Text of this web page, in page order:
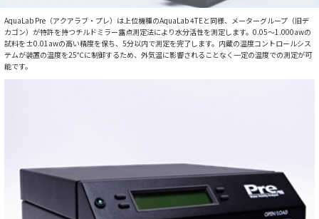
AquaLab Pre（アクアラブ・プレ）は上位機種のAquaLab 4TEと同様、メーターグループ（旧デ
カゴン）が特許を持つチルドミラー露点測定法により水分活性を測定します。0.05～1.000awの
試料を±0.01awの高い精度を保ち、5分以内で測定を完了します。内蔵の温度コントロールシス
テムが装置の温度を25℃に制御するため、外気温に影響されることなく一定の温度での測定が可
能です。